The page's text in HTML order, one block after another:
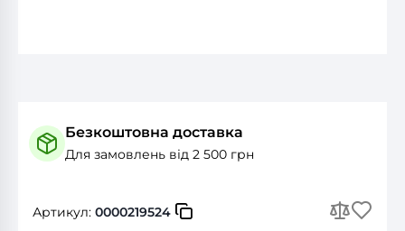
Безкоштовна доставка
Для замовлень від 2 500 грн
Артикул: 0000219524